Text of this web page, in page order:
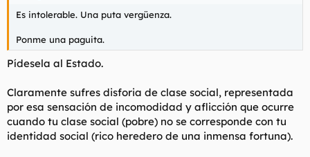
Es intolerable. Una puta vergüenza.
Ponme una paguita.
Pídesela al Estado.
Claramente sufres disforia de clase social, representada
por esa sensación de incomodidad y aflicción que ocurre
cuando tu clase social (pobre) no se corresponde con tu
identidad social (rico heredero de una inmensa fortuna).